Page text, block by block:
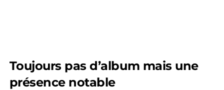
Toujours pas d’album mais une
présence notable